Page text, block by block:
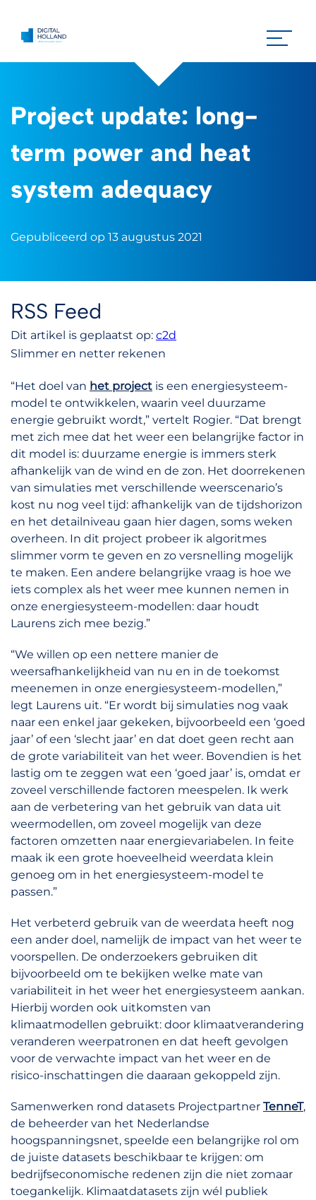
Project update: long-
term power and heat
system adequacy
Gepubliceerd op 13 augustus 2021
RSS Feed
Dit artikel is geplaatst op: c2d
Slimmer en netter rekenen
“Het doel van het project is een energiesysteem-
model te ontwikkelen, waarin veel duurzame
energie gebruikt wordt,” vertelt Rogier. “Dat brengt
met zich mee dat het weer een belangrijke factor in
dit model is: duurzame energie is immers sterk
afhankelijk van de wind en de zon. Het doorrekenen
van simulaties met verschillende weerscenario’s
kost nu nog veel tijd: afhankelijk van de tijdshorizon
en het detailniveau gaan hier dagen, soms weken
overheen. In dit project probeer ik algoritmes
slimmer vorm te geven en zo versnelling mogelijk
te maken. Een andere belangrijke vraag is hoe we
iets complex als het weer mee kunnen nemen in
onze energiesysteem-modellen: daar houdt
Laurens zich mee bezig.”
“We willen op een nettere manier de
weersafhankelijkheid van nu en in de toekomst
meenemen in onze energiesysteem-modellen,”
legt Laurens uit. “Er wordt bij simulaties nog vaak
naar een enkel jaar gekeken, bijvoorbeeld een ‘goed
jaar’ of een ‘slecht jaar’ en dat doet geen recht aan
de grote variabiliteit van het weer. Bovendien is het
lastig om te zeggen wat een ‘goed jaar’ is, omdat er
zoveel verschillende factoren meespelen. Ik werk
aan de verbetering van het gebruik van data uit
weermodellen, om zoveel mogelijk van deze
factoren omzetten naar energievariabelen. In feite
maak ik een grote hoeveelheid weerdata klein
genoeg om in het energiesysteem-model te
passen.”
Het verbeterd gebruik van de weerdata heeft nog
een ander doel, namelijk de impact van het weer te
voorspellen. De onderzoekers gebruiken dit
bijvoorbeeld om te bekijken welke mate van
variabiliteit in het weer het energiesysteem aankan.
Hierbij worden ook uitkomsten van
klimaatmodellen gebruikt: door klimaatverandering
veranderen weerpatronen en dat heeft gevolgen
voor de verwachte impact van het weer en de
risico-inschattingen die daaraan gekoppeld zijn.
Samenwerken rond datasets Projectpartner TenneT,
de beheerder van het Nederlandse
hoogspanningsnet, speelde een belangrijke rol om
de juiste datasets beschikbaar te krijgen: om
bedrijfseconomische redenen zijn die niet zomaar
toegankelijk. Klimaatdatasets zijn wél publiek